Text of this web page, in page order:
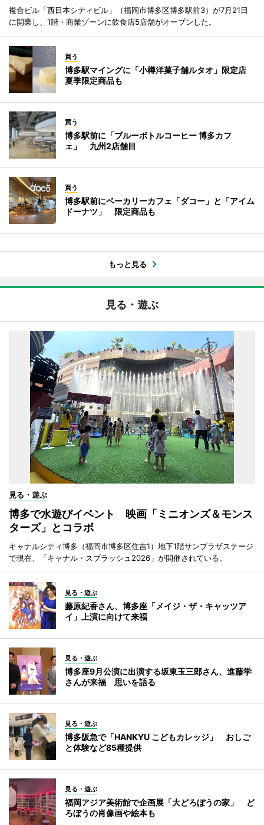
複合ビル「西日本シティビル」（福岡市博多区博多駅前3）が7月21日
に開業し、1階・商業ゾーンに飲食店5店舗がオープンした。
買う
博多駅マイングに「小樽洋菓子舗ルタオ」限定店
夏季限定商品も
買う
博多駅前に「ブルーボトルコーヒー 博多カフ
ェ」 九州2店舗目
買う
博多駅前にベーカリーカフェ「ダコー」と「アイム
ドーナツ」 限定商品も
もっと見る
見る・遊ぶ
見る・遊ぶ
博多で水遊びイベント 映画「ミニオンズ＆モンス
ターズ」とコラボ
キャナルシティ博多（福岡市博多区住吉1）地下1階サンプラザステージ
で現在、「キャナル・スプラッシュ2026」が開催されている。
見る・遊ぶ
藤原紀香さん、博多座「メイジ・ザ・キャッツア
イ」上演に向けて来福
見る・遊ぶ
博多座9月公演に出演する坂東玉三郎さん、進藤学
さんが来福 思いを語る
見る・遊ぶ
博多阪急で「HANKYU こどもカレッジ」 おしご
と体験など85種提供
見る・遊ぶ
福岡アジア美術館で企画展「大どろぼうの家」 ど
ろぼうの肖像画や絵本も